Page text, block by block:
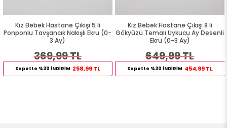
Kız Bebek Hastane Çıkışı 5 li
Ponponlu Tavşancık Nakışlı Ekru (0-
3 Ay)
369,99 TL
Sepette %30 İNDİRİM 258,99 TL
Kız Bebek Hastane Çıkışı 8 li
Gökyüzü Temalı Uykucu Ay Desenli
Ekru (0-3 Ay)
649,99 TL
Sepette %30 İNDİRİM 454,99 TL